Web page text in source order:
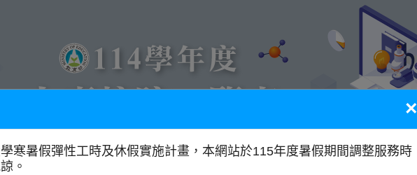
×
寒暑假彈性工時及休假實施計畫，本網站於115年度暑假期間調整服務時
。